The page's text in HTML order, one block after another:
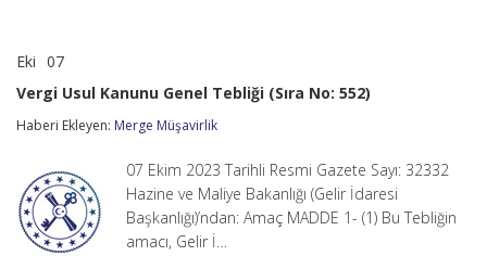
Eki 07
Kanunu
Genel
Tebliği
552)
için
Vergi Usul Kanunu Genel Tebliği (Sıra No: 552)
Haberi Ekleyen: Merge Müşavirlik
07 Ekim 2023 Tarihli Resmi Gazete Sayı: 32332
Hazine ve Maliye Bakanlığı (Gelir İdaresi
Başkanlığı)’ndan: Amaç MADDE 1- (1) Bu Tebliğin
amacı, Gelir İ…